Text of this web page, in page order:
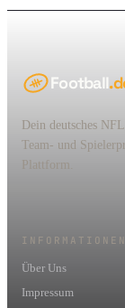
Football
Dein deutsches
Team- und
Plattform.
INFORMATIONEN
Über Uns
Impressum